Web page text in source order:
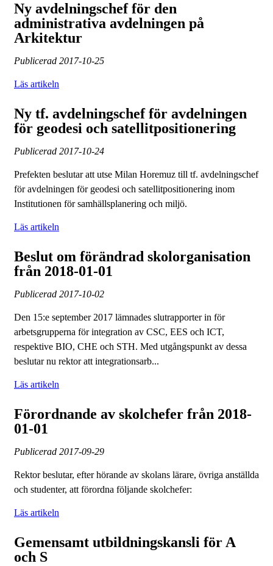
Ny avdelningschef för den
administrativa avdelningen på
Arkitektur
Publicerad 2017-10-25
Läs artikeln
Ny tf. avdelningschef för avdelningen
för geodesi och satellitpositionering
Publicerad 2017-10-24
Prefekten beslutar att utse Milan Horemuz till tf. avdelningschef
för avdelningen för geodesi och satellitpositionering inom
Institutionen för samhällsplanering och miljö.
Läs artikeln
Beslut om förändrad skolorganisation
från 2018-01-01
Publicerad 2017-10-02
Den 15:e september 2017 lämnades slutrapporter in för
arbetsgrupperna för integration av CSC, EES och ICT,
respektive BIO, CHE och STH. Med utgångspunkt av dessa
beslutar nu rektor att integrationsarb...
Läs artikeln
Förordnande av skolchefer från 2018-
01-01
Publicerad 2017-09-29
Rektor beslutar, efter hörande av skolans lärare, övriga anställda
och studenter, att förordna följande skolchefer:
Läs artikeln
Gemensamt utbildningskansli för A
och S